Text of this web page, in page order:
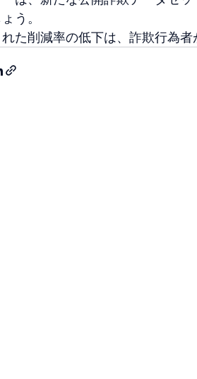
う。
た削減率の低下は、詐欺行為